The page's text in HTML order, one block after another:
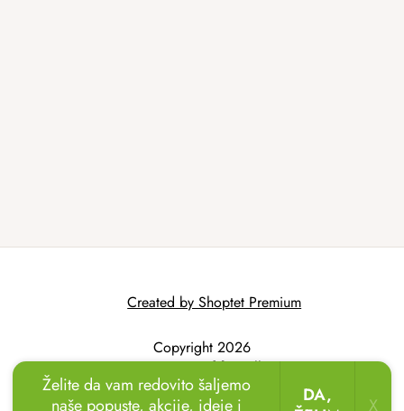
Created by Shoptet Premium
Copyright 2026
AtmoWood.hr. All
rights reserved.
Želite da vam redovito šaljemo
naše popuste, akcije, ideje i
DA,
X